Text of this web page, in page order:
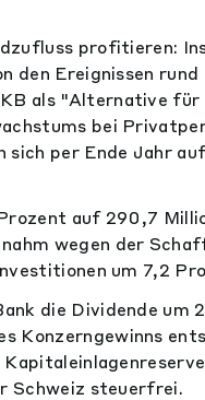
profitieren:
den Ereignissen
als "Alternative für
bei
sich per Ende Jahr
auf 290,7
wegen der
um 7,2
die Dividende um
Konzerngewinns
Schweiz steuerfrei.